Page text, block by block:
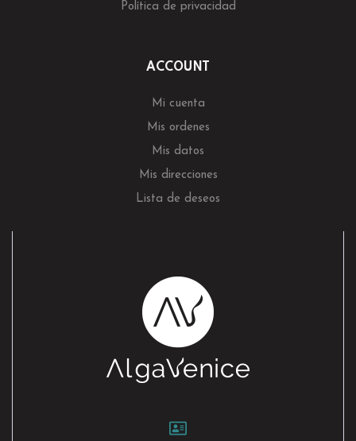
Política de privacidad
ACCOUNT
Mi cuenta
Mis ordenes
Mis datos
Mis direcciones
Lista de deseos